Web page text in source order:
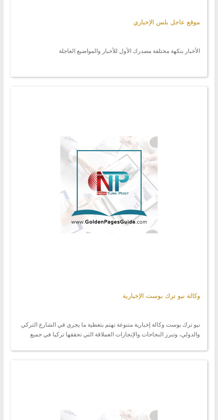
موقع عاجل بلس الإخباري
الأخبار بنكهة مختلفة مصدرك الأول للأخبار والمواضيع العاجلة
وكالة نيو ترك بوست الإخبارية
نيو ترك بوست وكالة إخبارية متنوعة تهتم بتغطية ما يجري في الشارع التركي
والدولي، وتبرز النجاحات والإنجازات العملاقة التي تحققها تركيا في جميع